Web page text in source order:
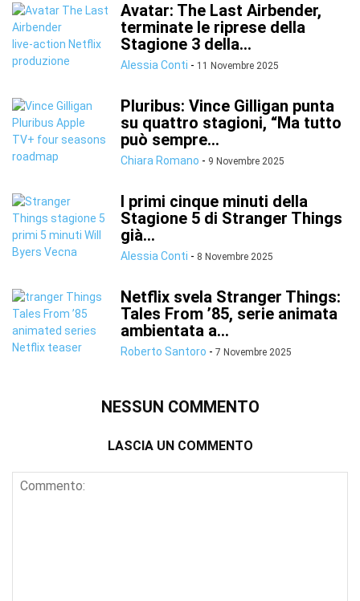
Avatar: The Last Airbender,
terminate le riprese della
Stagione 3 della...
Alessia Conti - 11 Novembre 2025
Pluribus: Vince Gilligan punta
su quattro stagioni, “Ma tutto
può sempre...
Chiara Romano - 9 Novembre 2025
I primi cinque minuti della
Stagione 5 di Stranger Things
già...
Alessia Conti - 8 Novembre 2025
Netflix svela Stranger Things:
Tales From ’85, serie animata
ambientata a...
Roberto Santoro - 7 Novembre 2025
NESSUN COMMENTO
LASCIA UN COMMENTO